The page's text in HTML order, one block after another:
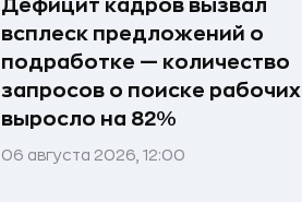
Дефицит кадров вызвал
всплеск предложений о
подработке — количество
запросов о поиске рабочих
выросло на 82%
06 августа 2026, 12:00